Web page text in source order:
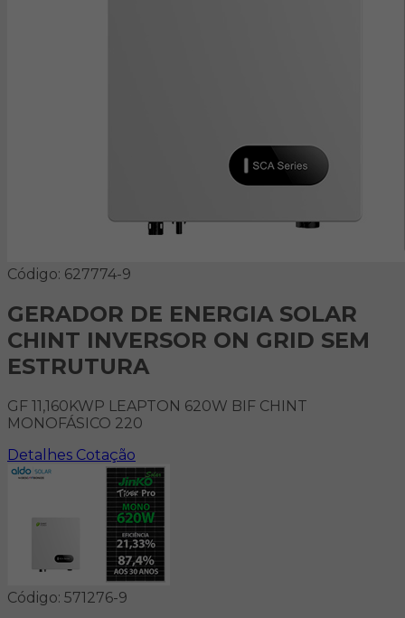
Código: 627774-9
GERADOR DE ENERGIA SOLAR
CHINT INVERSOR ON GRID SEM
ESTRUTURA
GF 11,160KWP LEAPTON 620W BIF CHINT
MONOFÁSICO 220
Detalhes Cotação
Código: 571276-9